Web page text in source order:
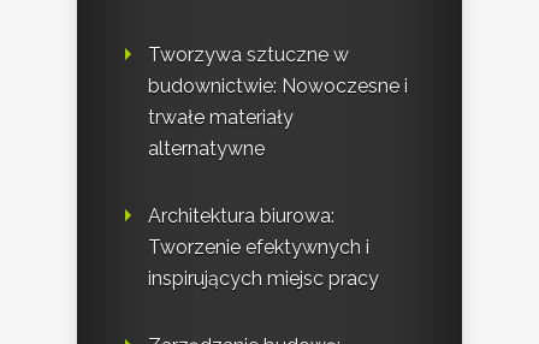
Tworzywa sztuczne w
budownictwie: Nowoczesne i
trwałe materiały
alternatywne
Architektura biurowa:
Tworzenie efektywnych i
inspirujących miejsc pracy